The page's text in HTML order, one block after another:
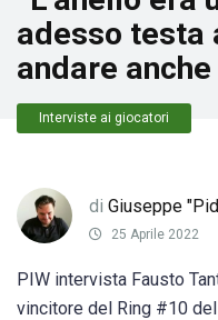
adesso testa
andare
Interviste ai giocatori
di Giuseppe
25 Aprile 2022
PIW intervista Fausto
vincitore del Ring #10